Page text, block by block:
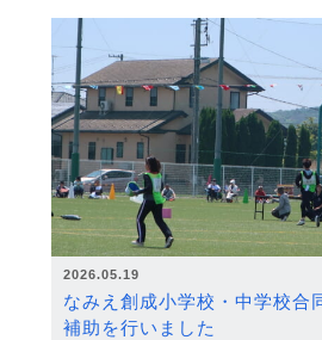
2026.05.19
なみえ創成小学校・中学校合
補助を行いました